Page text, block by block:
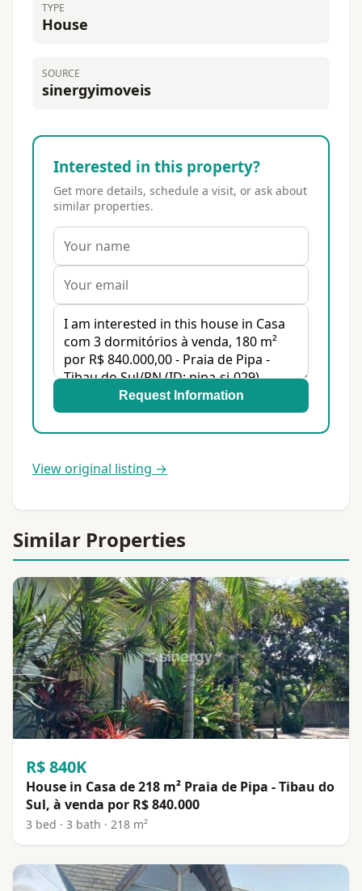
TYPE
House
SOURCE
sinergyimoveis
Interested in this property?
Get more details, schedule a visit, or ask about
similar properties.
Request Information
View original listing →
Similar Properties
R$ 840K
House in Casa de 218 m² Praia de Pipa - Tibau do
Sul, à venda por R$ 840.000
3 bed · 3 bath · 218 m²